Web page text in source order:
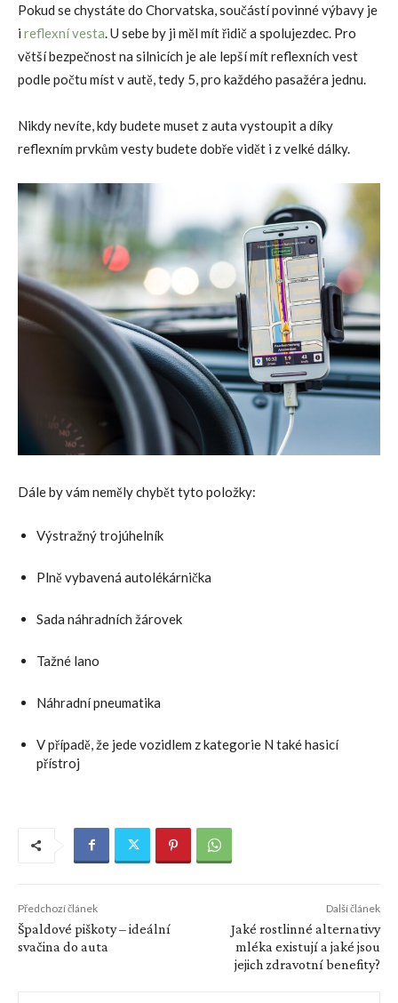
Pokud se chystáte do Chorvatska, součástí povinné výbavy je
i reflexní vesta. U sebe by ji měl mít řidič a spolujezdec. Pro
větší bezpečnost na silnicích je ale lepší mít reflexních vest
podle počtu míst v autě, tedy 5, pro každého pasažéra jednu.
Nikdy nevíte, kdy budete muset z auta vystoupit a díky
reflexním prvkům vesty budete dobře vidět i z velké dálky.
Dále by vám neměly chybět tyto položky:
Výstražný trojúhelník
Plně vybavená autolékárnička
Sada náhradních žárovek
Tažné lano
Náhradní pneumatika
V případě, že jede vozidlem z kategorie N také hasicí
přístroj
Předchozí článek
Špaldové piškoty – ideální
svačina do auta
Další článek
Jaké rostlinné alternativy
mléka existují a jaké jsou
jejich zdravotní benefity?